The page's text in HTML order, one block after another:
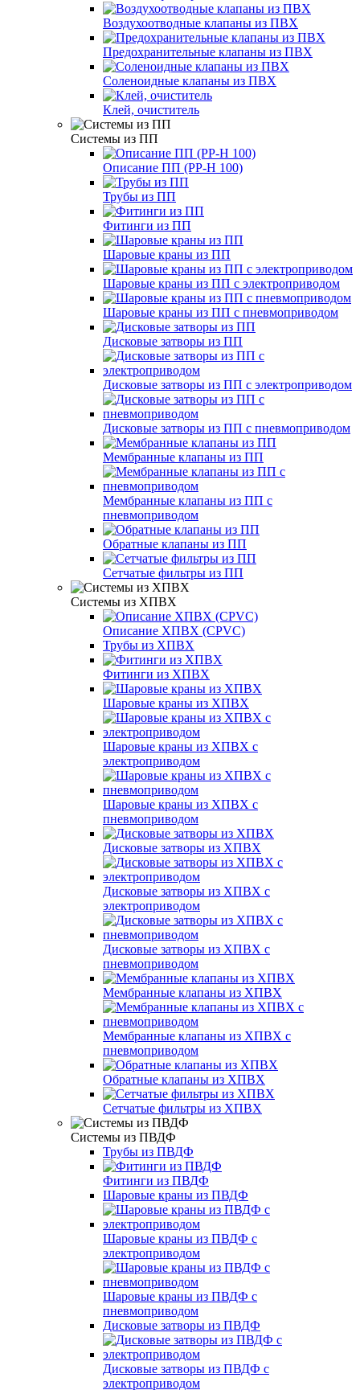
Воздухоотводные клапаны из ПВХ
Предохранительные клапаны из ПВХ
Соленоидные клапаны из ПВХ
Клей, очиститель
Системы из ПП
Описание ПП (PP-H 100)
Трубы из ПП
Фитинги из ПП
Шаровые краны из ПП
Шаровые краны из ПП с электроприводом
Шаровые краны из ПП с пневмоприводом
Дисковые затворы из ПП
Дисковые затворы из ПП с электроприводом
Дисковые затворы из ПП с пневмоприводом
Мембранные клапаны из ПП
Мембранные клапаны из ПП с
пневмоприводом
Обратные клапаны из ПП
Сетчатые фильтры из ПП
Системы из ХПВХ
Описание ХПВХ (CPVC)
Трубы из ХПВХ
Фитинги из ХПВХ
Шаровые краны из ХПВХ
Шаровые краны из ХПВХ с
электроприводом
Шаровые краны из ХПВХ с
пневмоприводом
Дисковые затворы из ХПВХ
Дисковые затворы из ХПВХ с
электроприводом
Дисковые затворы из ХПВХ с
пневмоприводом
Мембранные клапаны из ХПВХ
Мембранные клапаны из ХПВХ с
пневмоприводом
Обратные клапаны из ХПВХ
Сетчатые фильтры из ХПВХ
Системы из ПВДФ
Трубы из ПВДФ
Фитинги из ПВДФ
Шаровые краны из ПВДФ
Шаровые краны из ПВДФ с
электроприводом
Шаровые краны из ПВДФ с
пневмоприводом
Дисковые затворы из ПВДФ
Дисковые затворы из ПВДФ с
электроприводом